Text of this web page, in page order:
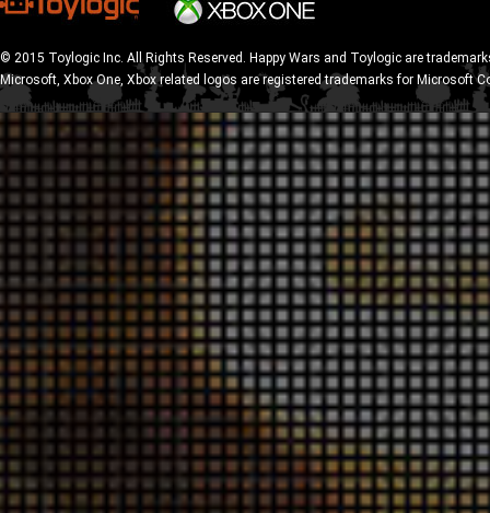
© 2015 Toylogic Inc. All Rights Reserved. Happy Wars and Toylogic are
Microsoft, Xbox One, Xbox related logos are registered trademarks for Microsoft